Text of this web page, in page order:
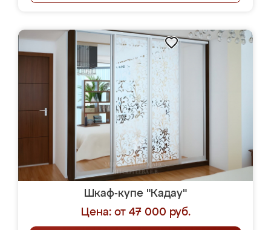
Шкаф-купе "Кадау"
Цена: от 47 000 руб.